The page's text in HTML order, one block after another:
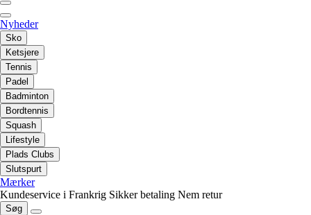
Nyheder
Sko
Ketsjere
Tennis
Padel
Badminton
Bordtennis
Squash
Lifestyle
Plads Clubs
Slutspurt
Mærker
Kundeservice i Frankrig Sikker betaling Nem retur
Søg